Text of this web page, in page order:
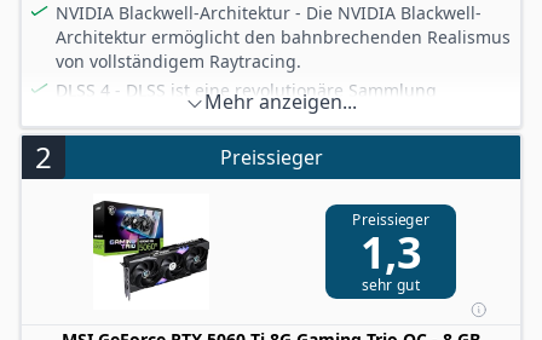
NVIDIA Blackwell-Architektur - Die NVIDIA Blackwell-
Architektur ermöglicht den bahnbrechenden Realismus
von vollständigem Raytracing.
DLSS 4 - DLSS ist eine revolutionäre Sammlung
neuronaler Rendering-Technologien, die AI nutzt, um
die FPS zu erhöhen, die Latenz zu reduzieren und die
Bildqualität zu verbessern.
Grafikspeicher, die höhere Geschwindigkeiten und
verbesserte Energieeffizienz bietet.
SHADOW Serie - Die MSI SHADOW bietet ein auf
Leistung ausgerichtetes Design, um dir das optimale
Mehr anzeigen...
2 Preissieger
Preissieger
1,3
sehr gut